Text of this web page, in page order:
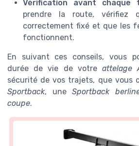
Vérification avant chaque
prendre la route, vérifiez
correctement fixé et que les
fonctionnent.
En suivant ces conseils, vous
durée de vie de votreattelage
sécurité de vos trajets, que vous
Sportback, uneSportback
coupe.